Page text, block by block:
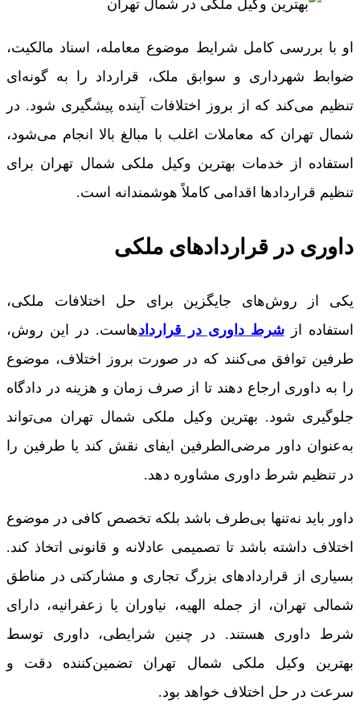
او با بررسی کامل شرایط موضوع معامله، اسناد مالکیت،
ضوابط شهرداری و سوابق ملک، قرارداد را به گونه‌ای
تنظیم می‌کند که از بروز اختلافات آینده پیشگیری شود. در
شمال تهران که معاملات اغلب با مبالغ بالا انجام می‌شود،
استفاده از خدمات بهترین وکیل ملکی شمال تهران برای
تنظیم قراردادها اقدامی کاملاً هوشمندانه است.
داوری در قراردادهای ملکی
یکی از روش‌های جایگزین برای حل اختلافات ملکی،
استفاده از شرط داوری در قراردادهاست. در این روش،
طرفین توافق می‌کنند که در صورت بروز اختلاف، موضوع
را به داوری ارجاع دهند تا از صرف زمان و هزینه در دادگاه
جلوگیری شود. بهترین وکیل ملکی شمال تهران می‌تواند
به‌عنوان داور مرضی‌الطرفین ایفای نقش کند یا طرفین را
در تنظیم شرط داوری مشاوره دهد.
داور باید نه‌تنها بی‌طرف باشد بلکه تخصص کافی در موضوع
اختلاف داشته باشد تا تصمیمی عادلانه و قانونی اتخاذ کند.
بسیاری از قراردادهای بزرگ تجاری و مشارکتی در مناطق
شمالی تهران، از جمله الهیه، نیاوران یا زعفرانیه، دارای
شرط داوری هستند. در چنین شرایطی، داوری توسط
بهترین وکیل ملکی شمال تهران تضمین‌کننده دقت و
سرعت در حل اختلاف خواهد بود.